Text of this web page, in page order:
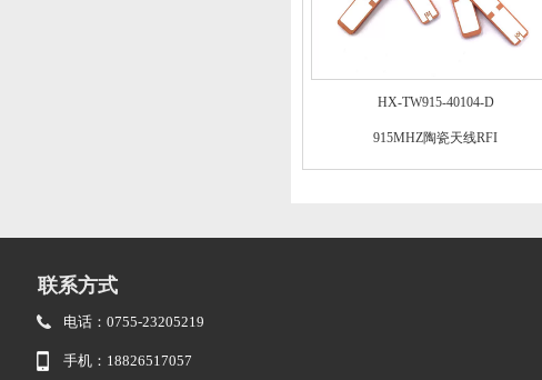
HX-TW915-40104-D
915MHZ陶瓷天线RFI
联系方式
电话：0755-23205219
手机：18826517057